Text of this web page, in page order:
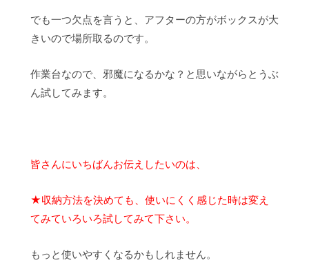
でも一つ欠点を言うと、アフターの方がボックスが大
きいので場所取るのです。
作業台なので、邪魔になるかな？と思いながらとうぶ
ん試してみます。
皆さんにいちばんお伝えしたいのは、
★収納方法を決めても、使いにくく感じた時は変え
てみていろいろ試してみて下さい。
もっと使いやすくなるかもしれません。